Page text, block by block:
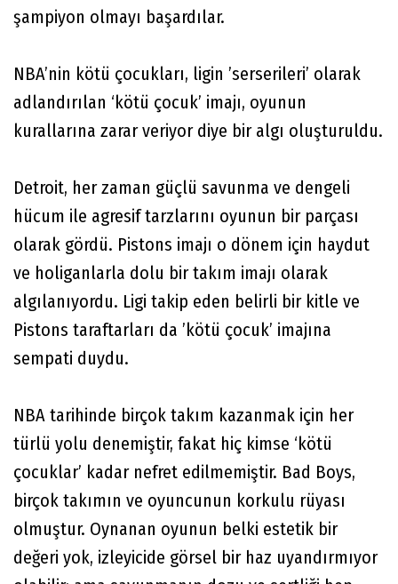
şampiyon olmayı başardılar.
NBA’nin kötü çocukları, ligin ’serserileri’ olarak
adlandırılan ‘kötü çocuk’ imajı, oyunun
kurallarına zarar veriyor diye bir algı oluşturuldu.
Detroit, her zaman güçlü savunma ve dengeli
hücum ile agresif tarzlarını oyunun bir parçası
olarak gördü. Pistons imajı o dönem için haydut
ve holiganlarla dolu bir takım imajı olarak
algılanıyordu. Ligi takip eden belirli bir kitle ve
Pistons taraftarları da ’kötü çocuk’ imajına
sempati duydu.
NBA tarihinde birçok takım kazanmak için her
türlü yolu denemiştir, fakat hiç kimse ‘kötü
çocuklar’ kadar nefret edilmemiştir. Bad Boys,
birçok takımın ve oyuncunun korkulu rüyası
olmuştur. Oynanan oyunun belki estetik bir
değeri yok, izleyicide görsel bir haz uyandırmıyor